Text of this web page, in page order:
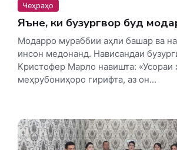
Чеҳраҳо
Яъне, ки бузургвор буд
Модарро мураббии аҳли башар ва
инсон медонанд. Нависандаи
Кристофер Марло навишта: «Усораи
меҳрубониҳоро гирифта, аз он...